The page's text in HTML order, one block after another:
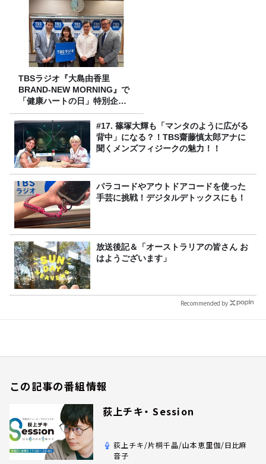
TBSラジオ『大島由香里
BRAND-NEW MORNING』で
「健康ハートの日」特別企画
を8/10（月）に放送
#17. 篠塚大輝も「マンタのように広がる
背中」になる？！TBS齋藤慎太郎アナに
聞くメンズフィジークの魅力！！
パラコードやアウトドアコードを使った
手芸に挑戦！デジタルデトックスにも！
放送後記＆「オーストラリアの皆さん お
はようございます」
Recommended by
この記事の番組情報
荻上チキ・ Session
荻上チキ/片桐千晶/山本恵里伽/日比麻
音子